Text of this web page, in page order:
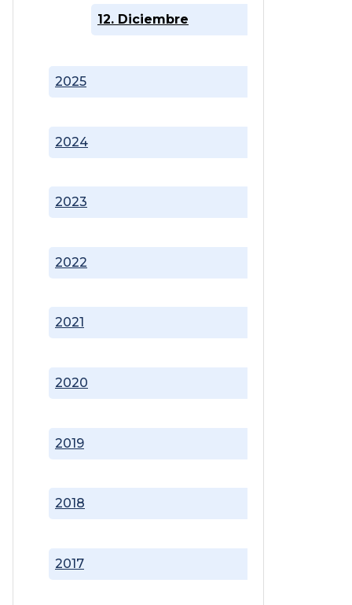
2017
2018
2019
2020
2021
2022
2023
2024
2025
12. Diciembre